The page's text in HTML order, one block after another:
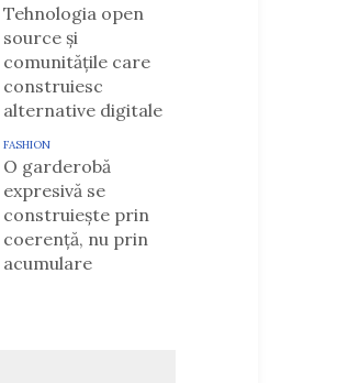
Tehnologia open
source și
comunitățile care
construiesc
alternative digitale
FASHION
O garderobă
expresivă se
construiește prin
coerență, nu prin
acumulare